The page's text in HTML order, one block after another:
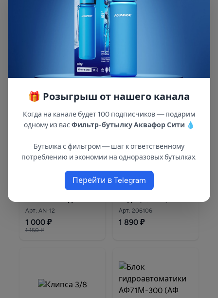
Комплект сменных
фильтрующих
модулей Аквафор
Pro1-Pro2-Pro BMg
Комплектующие
Кран чистой воды
Арт: AN-12
1 000 ₽
1 150 ₽
Кран для питьевой
Арт: 206106
1 890 ₽
🎁 Розыгрыш от нашего канала
Когда на канале будет 100 подписчиков — подарим
одному из вас Фильтр-бутылку Аквафор Сити 💧
Бутылка с фильтром — шаг к ответственному
потреблению и экономии на одноразовых бутылках.
Перейти в Telegram